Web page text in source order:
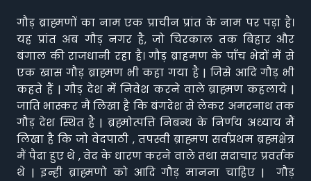
गौड़ ब्राह्मणों का नाम एक प्राचीन प्रांत के नाम पर पड़ा है।
यह प्रांत अब गौड़ नगर है, जो चिरकाल तक बिहार और
बंगाल की राजधानी रहा है। गौड़ ब्राहमण के पाँच भेदों में से
एक खास गौड़ ब्राह्मण भी कहा गया है | जिसे आदि गौड़ भी
कहते हैं | गौड़ देश में निवेश करने वाले ब्राह्मण कहलाये |
जाति भास्कर मैं लिखा है कि बंगदेश से लेकर अमरनाथ तक
गौड़ देश स्थित है | ब्रह्मोत्पत्ति निबन्ध के निर्णय अध्याय मैं
लिखा है कि जो वेदपाठी , तपस्वी ब्राह्मण सर्वप्रथम ब्रह्मक्षेत्र
मैं पैदा हुए थे , वेद के धारण करने वाले तथा सदाचार प्रवर्तक
थे | इन्ही ब्राह्मणो को आदि गौड़ मानना चाहिए | गौड़